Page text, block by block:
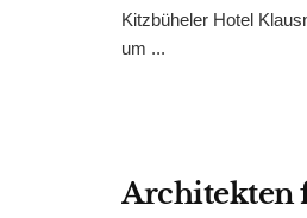
Kitzbüheler Hotel
um ...
Architekten